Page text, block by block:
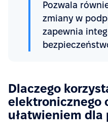
Pozwala
zmiany w
zapewnia
Dlaczego
elektronicznego
ułatwieniem dla